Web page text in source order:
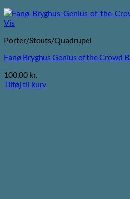
Vis
Porter/Stouts/Quadrupel
Fanø Bryghus Genius of the Crowd
100,00 kr.
Tilføj til kurv